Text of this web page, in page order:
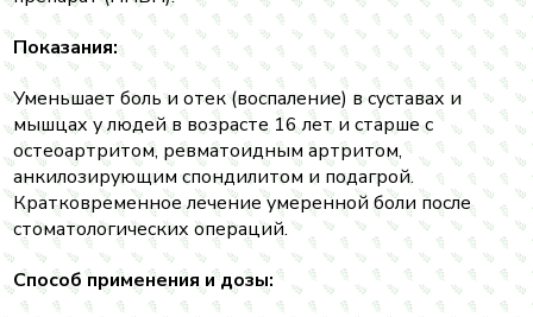
Показания:
Уменьшает боль и отек (воспаление) в суставах и
мышцах у людей в возрасте 16 лет и старше с
остеоартритом, ревматоидным артритом,
анкилозирующим спондилитом и подагрой.
Кратковременное лечение умеренной боли после
стоматологических операций.
Cпособ применения и дозы: